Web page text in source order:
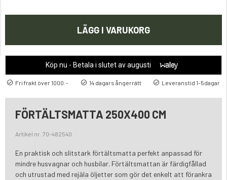
LÄGG I VARUKORG
Köp nu - Betala i slutet av augusti
Fri frakt över 1000:- 14 dagars ångerrätt Leveranstid 1-5dagar
FÖRTÄLTSMATTA 250X400 CM
Artikel nr. 70-482540
En praktisk och slitstark förtältsmatta perfekt anpassad för
mindre husvagnar och husbilar. Förtältsmattan är färdigfållad
och utrustad med rejäla öljetter som gör det enkelt att förankra